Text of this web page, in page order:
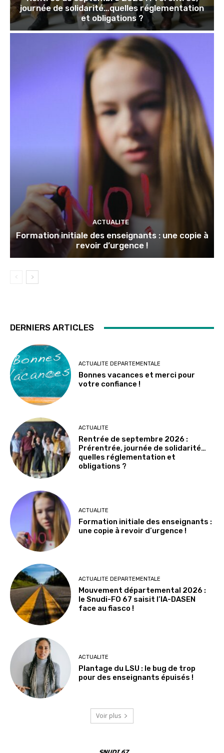
journée de solidarité…quelles réglementation
et obligations ?
ACTUALITE
Formation initiale des enseignants : une copie à
revoir d’urgence !
DERNIERS ARTICLES
ACTUALITE DEPARTEMENTALE
Bonnes vacances et merci pour
votre confiance !
ACTUALITE
Rentrée de septembre 2026 :
Prérentrée, journée de solidarité…
quelles réglementation et
obligations ?
ACTUALITE
Formation initiale des enseignants :
une copie à revoir d’urgence !
ACTUALITE DEPARTEMENTALE
Mouvement départemental 2026 :
le Snudi-FO 67 saisit l’IA-DASEN
face au fiasco !
ACTUALITE
Plantage du LSU : le bug de trop
pour des enseignants épuisés !
Voir plus